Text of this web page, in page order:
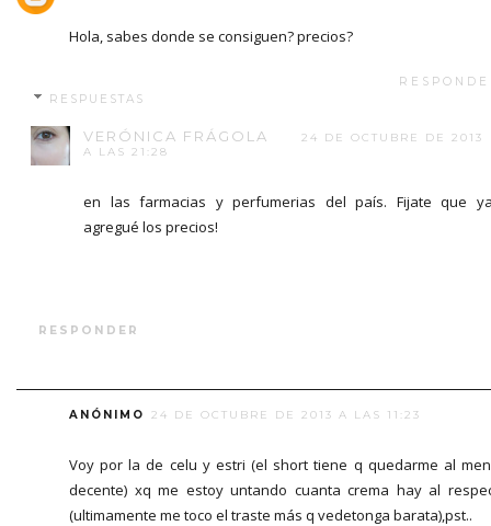
Hola, sabes donde se consiguen? precios?
RESPUESTAS
VERÓNICA FRÁGOLA
24 DE OCTUBRE DE 2013
A LAS 21:28
en las farmacias y perfumerias del país. Fijate que
agregué los precios!
RESPONDER
ANÓNIMO 24 DE OCTUBRE DE 2013 A LAS 11:23
Voy por la de celu y estri (el short tiene q quedarme al
decente) xq me estoy untando cuanta crema hay al
(ultimamente me toco el traste más q vedetonga barata),pst..